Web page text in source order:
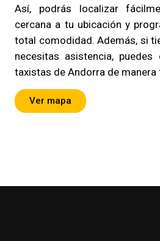
Así, podrás localizar
cercana a tu ubicación y
total comodidad. Además, si
necesitas asistencia,
taxistas de Andorra de manera
Ver mapa